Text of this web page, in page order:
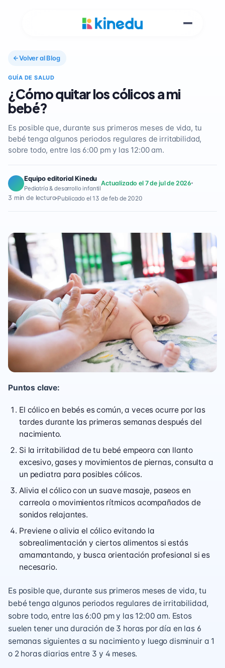
Volver al Blog
GUÍA DE SALUD
¿Cómo quitar los cólicos a mi
bebé?
Es posible que, durante sus primeros meses de vida, tu
bebé tenga algunos periodos regulares de irritabilidad,
sobre todo, entre las 6:00 pm y las 12:00 am.
Equipo editorial Kinedu
Pediatría & desarrollo infantil
Actualizado el 7 de jul de 2026
3 min de lectura Publicado el 13 de feb de 2020
Puntos clave:
El cólico en bebés es común, a veces ocurre por las
tardes durante las primeras semanas después del
nacimiento.
Si la irritabilidad de tu bebé empeora con llanto
excesivo, gases y movimientos de piernas, consulta a
un pediatra para posibles cólicos.
Alivia el cólico con un suave masaje, paseos en
carreola o movimientos rítmicos acompañados de
sonidos relajantes.
Previene o alivia el cólico evitando la
sobrealimentación y ciertos alimentos si estás
amamantando, y busca orientación profesional si es
necesario.
Es posible que, durante sus primeros meses de vida, tu
bebé tenga algunos periodos regulares de irritabilidad,
sobre todo, entre las 6:00 pm y las 12:00 am. Estos
suelen tener una duración de 3 horas por día en las 6
semanas siguientes a su nacimiento y luego disminuir a 1
o 2 horas diarias entre 3 y 4 meses.